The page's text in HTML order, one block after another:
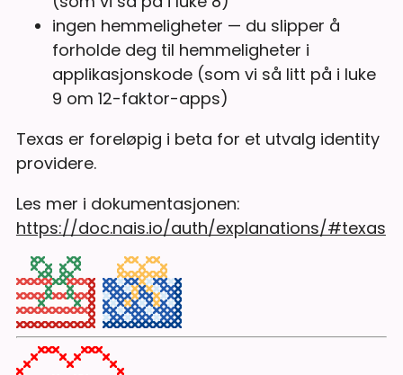
ingen hemmeligheter — du slipper å
forholde deg til hemmeligheter i
applikasjonskode (som vi så litt på i luke
9 om 12-faktor-apps)
Texas er foreløpig i beta for et utvalg identity
providere.
Les mer i dokumentasjonen:
https://doc.nais.io/auth/explanations/#texas